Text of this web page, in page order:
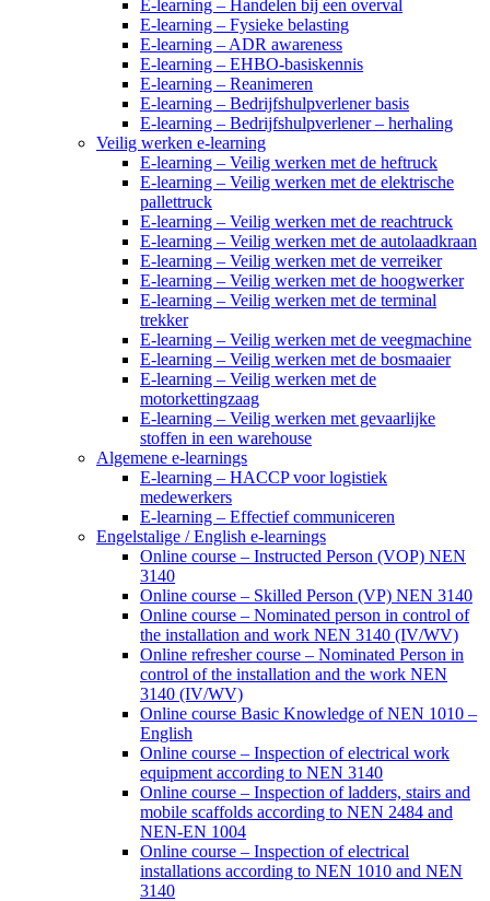
E-learning – Handelen bij een overval
E-learning – Fysieke belasting
E-learning – ADR awareness
E-learning – EHBO-basiskennis
E-learning – Reanimeren
E-learning – Bedrijfshulpverlener basis
E-learning – Bedrijfshulpverlener – herhaling
Veilig werken e-learning
E-learning – Veilig werken met de heftruck
E-learning – Veilig werken met de elektrische
pallettruck
E-learning – Veilig werken met de reachtruck
E-learning – Veilig werken met de autolaadkraan
E-learning – Veilig werken met de verreiker
E-learning – Veilig werken met de hoogwerker
E-learning – Veilig werken met de terminal
trekker
E-learning – Veilig werken met de veegmachine
E-learning – Veilig werken met de bosmaaier
E-learning – Veilig werken met de
motorkettingzaag
E-learning – Veilig werken met gevaarlijke
stoffen in een warehouse
Algemene e-learnings
E-learning – HACCP voor logistiek
medewerkers
E-learning – Effectief communiceren
Engelstalige / English e-learnings
Online course – Instructed Person (VOP) NEN
3140
Online course – Skilled Person (VP) NEN 3140
Online course – Nominated person in control of
the installation and work NEN 3140 (IV/WV)
Online refresher course – Nominated Person in
control of the installation and the work NEN
3140 (IV/WV)
Online course Basic Knowledge of NEN 1010 –
English
Online course – Inspection of electrical work
equipment according to NEN 3140
Online course – Inspection of ladders, stairs and
mobile scaffolds according to NEN 2484 and
NEN-EN 1004
Online course – Inspection of electrical
installations according to NEN 1010 and NEN
3140